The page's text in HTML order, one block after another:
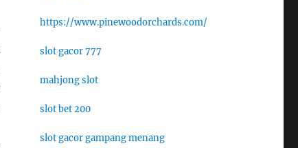
https://www.pinewoodorchards.com/
slot gacor 777
mahjong slot
slot bet 200
slot gacor gampang menang